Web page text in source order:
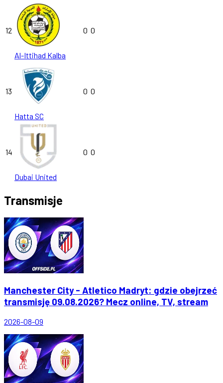
12
Al-Ittihad Kalba
0 0
13
Hatta SC
0 0
14
Dubai United
0 0
Transmisje
Manchester City - Atletico Madryt: gdzie obejrzeć
transmisję 09.08.2026? Mecz online, TV, stream
2026-08-09